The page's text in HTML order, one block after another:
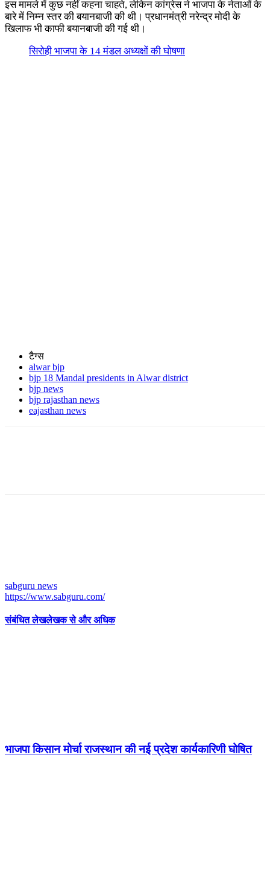
इस मामले में कुछ नहीं कहना चाहते, लेकिन कांग्रेस ने भाजपा के नेताओं के
बारे में निम्न स्तर की बयानबाजी की थी। प्रधानमंत्री नरेन्द्र मोदी के
खिलाफ भी काफी बयानबाजी की गई थी।
सिरोही भाजपा के 14 मंडल अध्यक्षों की घोषणा
टैग्स
alwar bjp
bjp 18 Mandal presidents in Alwar district
bjp news
bjp rajasthan news
eajasthan news
sabguru news
https://www.sabguru.com/
संबंधित लेखलेखक से और अधिक
भाजपा किसान मोर्चा राजस्थान की नई प्रदेश कार्यकारिणी घोषित